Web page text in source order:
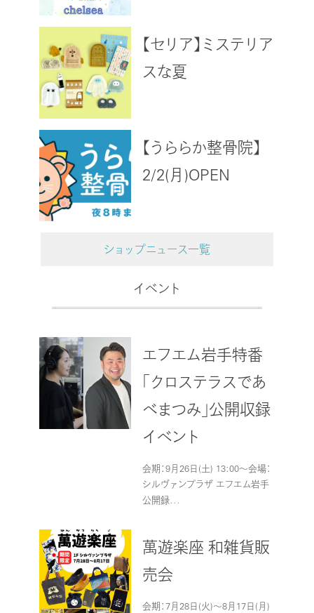
【セリア】ミステリア
スな夏
【うららか整骨院】
2/2(月)OPEN
ショップニュース一覧
イベント
エフエム岩手特番
「クロステラスであ
べまつみ」公開収録
イベント
会期：9月26日(土) 13:00～会場：
シルヴァンプラザ エフエム岩手
公開録...
萬遊楽座 和雑貨販
売会
会期：7月28日(火)～8月17日(月)